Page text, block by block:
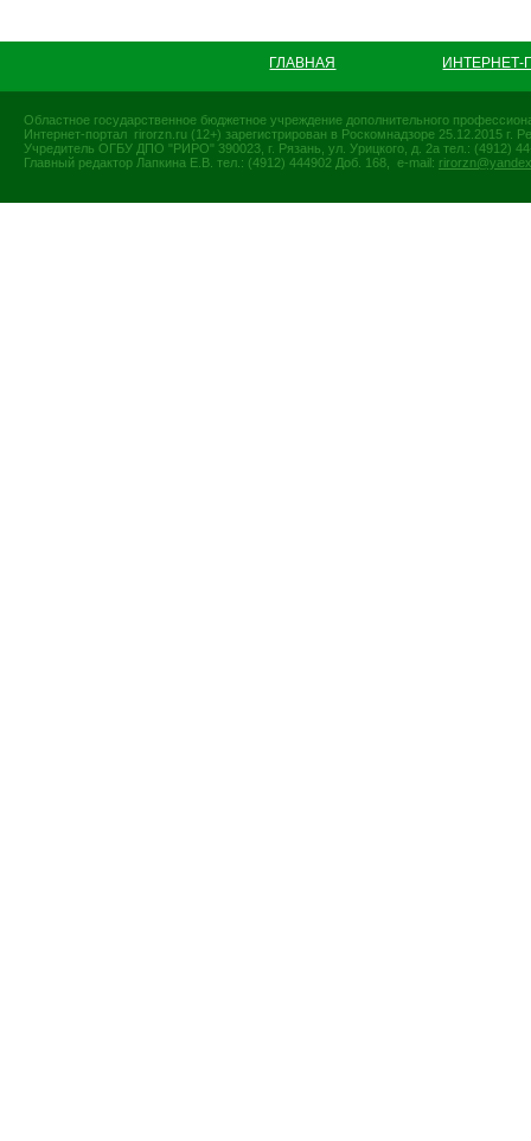
ГЛАВНАЯ
Областное государственное бюджетное учреждение дополнительного
Интернет-портал rirorzn.ru (12+) зарегистрирован в Роскомнадзоре 25.12.2015
Учредитель ОГБУ ДПО "РИРО" 390023, г. Рязань, ул. Урицкого, д. 2а тел.: (4912)
Главный редактор Лапкина Е.В. тел.: (4912) 444902 Доб. 168, e-mail: